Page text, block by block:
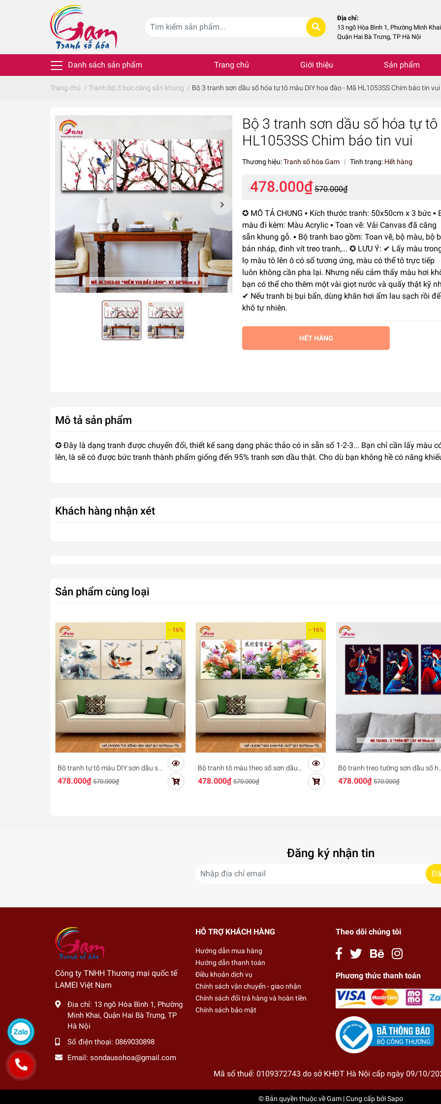
Địa chỉ:
13 ngõ Hòa Bình 1, Phường Minh
Quận Hai Bà Trưng, TP Hà Nội
Danh sách sản phẩm Trang chủ Giới thiệu Sản phẩm
Trang chủ / Tranh bộ 3 bức căng sẵn khung / Bộ 3 tranh sơn dầu số hóa tự tô màu DIY hoa đào - Mã HL1053SS Chim báo tin vui
Bộ 3 tranh sơn dầu số hóa tự
HL1053SS Chim báo tin vui
Thương hiệu:Tranh số hóa Gam | Tình trạng: Hết hàng
478.000₫ 570.000₫
✪ MÔ TẢ CHUNG ▪️ Kích thước tranh: 50x50cm x 3 bức ▪️
màu đi kèm: Màu Acrylic ▪️ Toan vẽ: Vải Canvas đã căng
sẵn khung gỗ. ▪️ Bộ tranh bao gồm: Toan vẽ, bộ màu, bộ
bản nháp, đinh vít treo tranh,... ✪ LƯU Ý: ✔ Lấy màu
lọ màu tô lên ô có số tương ứng, màu có thể tô trực tiếp
luôn không cần pha lại. Nhưng nếu cảm thấy màu hơi
bạn có thể cho thêm một vài giọt nước và quấy thật kỹ
✔ Nếu tranh bị bụi bẩn, dùng khăn hơi ẩm lau sạch rồi để
khô tự nhiên.
HẾT HÀNG
Mô tả sản phẩm
✪ Đây là dạng tranh được chuyển đổi, thiết kế sang dạng phác thảo có in sẵn số 1-2-3... Bạn chỉ cần lấy màu
lên, là sẽ có được bức tranh thành phẩm giống đến 95% tranh sơn dầu thật. Cho dù bạn không hề có năng
Khách hàng nhận xét
Sản phẩm cùng loại
- 16%
Bộ tranh tự tô màu DIY sơn dầu số
hóa - Mã DV1055 Cửu ngư quần hội
478.000₫ 570.000₫
- 16%
Bộ tranh tô màu theo số sơn dầu
số hóa Hoa mẫu đơn Tranh Hoa
khai phú quý mã HL1016
478.000₫ 570.000₫
Bộ tranh treo tường sơn dầu số
tự vẽ - Mã TQ1003S Thôn nữ
478.000₫ 570.000₫
Đăng ký nhận tin
Công ty TNHH Thương mại quốc tế
LAMEI Việt Nam
Địa chỉ: 13 ngõ Hòa Bình 1, Phường
Minh Khai, Quận Hai Bà Trưng, TP
Hà Nội
Số điện thoại: 0869030898
Email: sondausohoa@gmail.com
HỖ TRỢ KHÁCH HÀNG
Hướng dẫn mua hàng
Hướng dẫn thanh toán
Điều khoản dịch vụ
Chính sách vận chuyển - giao nhận
Chính sách đổi trả hàng và hoàn tiền
Chính sách bảo mật
Theo dõi chúng tôi
Phương thức thanh toán
Mã số thuế: 0109372743 do sở KHĐT Hà Nội cấp ngày 09/10/
© Bản quyền thuộc vềGam | Cung cấp bởiSapo